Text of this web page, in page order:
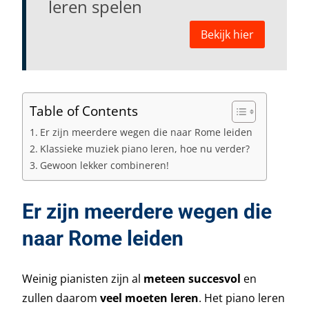
leren spelen
Bekijk hier
Table of Contents
Er zijn meerdere wegen die naar Rome leiden
Klassieke muziek piano leren, hoe nu verder?
Gewoon lekker combineren!
Er zijn meerdere wegen die
naar Rome leiden
Weinig pianisten zijn al meteen succesvol en
zullen daarom veel moeten leren. Het piano leren